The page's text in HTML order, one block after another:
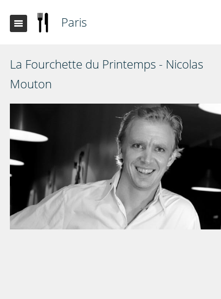
Paris
La Fourchette du Printemps - Nicolas
Mouton